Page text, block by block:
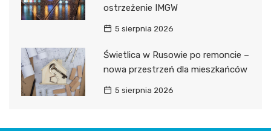
ostrzeżenie IMGW
5 sierpnia 2026
Świetlica w Rusowie po remoncie –
nowa przestrzeń dla mieszkańców
5 sierpnia 2026